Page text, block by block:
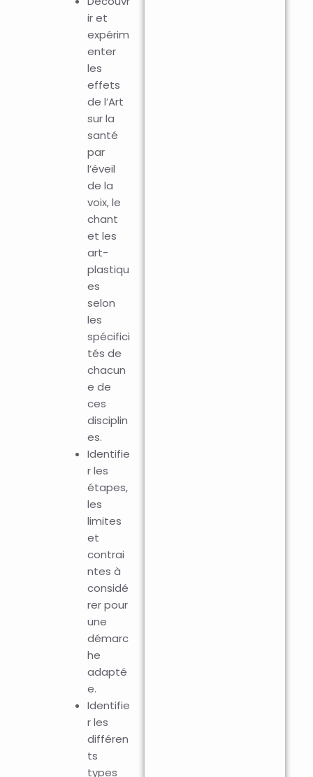
ir et
expérim
enter
les
effets
de l’Art
sur la
santé
par
l’éveil
de la
voix, le
chant
et les
art-
plastiqu
es
selon
les
spécifici
tés de
chacun
e de
ces
disciplin
es.
Identifie
r les
étapes,
les
limites
et
contrai
ntes à
considé
rer pour
une
démarc
he
adapté
e.
Identifie
r les
différen
ts
types